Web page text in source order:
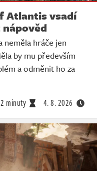
Atlantis vsadí
neměla hráče jen
by mu především
a odměnit ho za
2 minuty 4. 8. 2026